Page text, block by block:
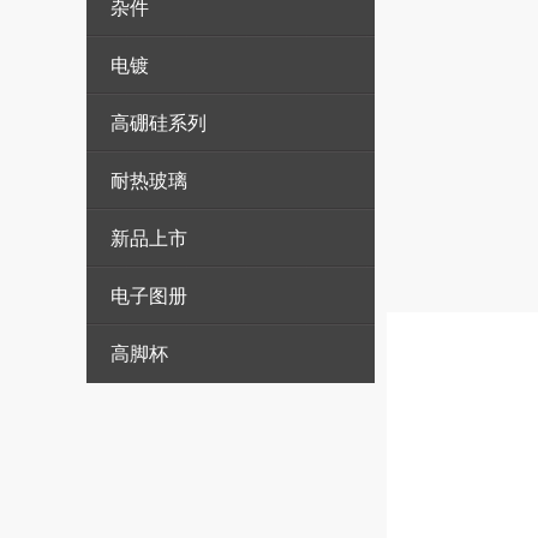
杂件
电镀
高硼硅系列
耐热玻璃
新品上市
电子图册
高脚杯